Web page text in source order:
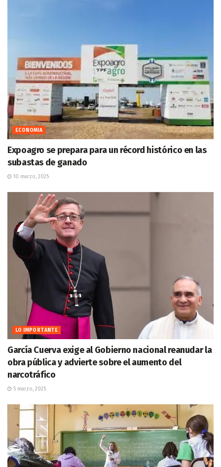
ECONOMIA
Expoagro se prepara para un récord histórico en las
subastas de ganado
10 marzo, 2025
LO IMPORTANTE
García Cuerva exige al Gobierno nacional reanudar la
obra pública y advierte sobre el aumento del
narcotráfico
5 marzo, 2025